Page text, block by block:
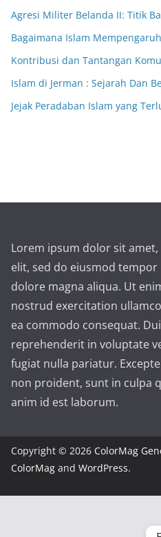
Agresi Militer Belanda II: Titik
Bagaimana Islam
Kontribusi dan Tantangan
Islam di Jerman : Sejarah Dan
Jejak Peradaban Islam yang
Lorem ipsum dolor sit
elit, sed do eiusmod
dolore magna aliqua. Ut
nostrud exercitation
ea commodo consequat.
reprehenderit in voluptate
fugiat nulla pariatur.
non proident, sunt in culpa
anim id est laborum.
Copyright © 2026 ColorMag
ColorMag and WordPress.